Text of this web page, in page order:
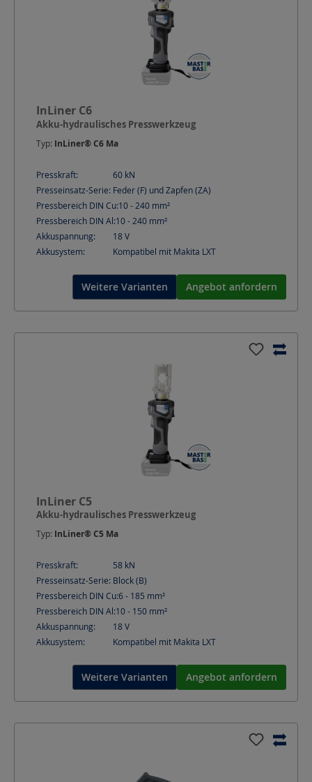
InLiner C6
Akku-hydraulisches Presswerkzeug
Typ: InLiner® C6 Ma
Presskraft: 60 kN
Presseinsatz-Serie: Feder (F) und Zapfen (ZA)
Pressbereich DIN Cu:10 - 240 mm²
Pressbereich DIN Al:10 - 240 mm²
Akkuspannung:
18V
Akkusystem:
Kompatibel mit Makita LXT
Weitere Varianten Angebot anfordern
InLiner C5
Akku-hydraulisches Presswerkzeug
Typ: InLiner® C5 Ma
Presskraft: 58 kN
Presseinsatz-Serie: Block (B)
Pressbereich DIN Cu:6 - 185 mm²
Pressbereich DIN Al:10 - 150 mm²
Akkuspannung:
18V
Akkusystem:
Kompatibel mit Makita LXT
Weitere Varianten Angebot anfordern